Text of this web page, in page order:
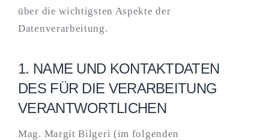
über die wichtigsten Aspekte der
Datenverarbeitung.
1. NAME UND KONTAKTDATEN
DES FÜR DIE VERARBEITUNG
VERANTWORTLICHEN
Mag. Margit Bilgeri (im folgenden